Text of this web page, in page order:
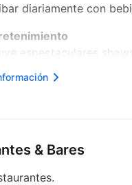
diariamente con
espectaculares
yoga, aeróbicos y
& Bares